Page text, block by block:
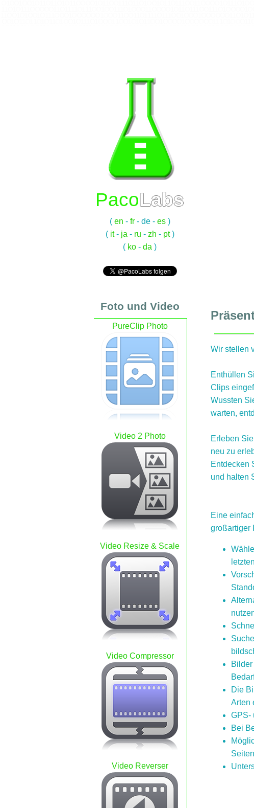
O 1 O 1 1 O O O 1 1 O 1 1 O O 1 O 1 O 1 1 1 O O 1 1 O O 1 O O O O O O 1 1 1 O 1 O O O 1 1 O 1 O O O O 1 1 O O 1 O 1 O O
O O 1 O O O O O O 1 1 O O O O 1 O 1 1 O 1 1 1 O O 1 1 O O 1 O O O O 1 O O O O O O 1 1 O O O O 1 O 1 1 O 1 1 O O O 1 1
1 O 1 1 O 1 O O 1 O 1 1 O 1 1 O O O 1 1 O 1 1 O O O O 1 O O O O O O 1 1 O O O 1 O O 1 1 O O 1 O 1 O O 1 O O O O O O 1 1
PacoLabs
( en - fr- de- es)
( it- ja - ru - zh - pt)
( ko - da )
Foto und Video
PureClip Photo
Video 2 Photo
Video Resize & Scale
Video Compressor
Video Reverser
Wir stellen
Enthüllen
Clips
Wussten
warten,
Erleben
neu zu
Entdecken
und halten
Eine
großartiger
Die
Arten
GPS-
Bei